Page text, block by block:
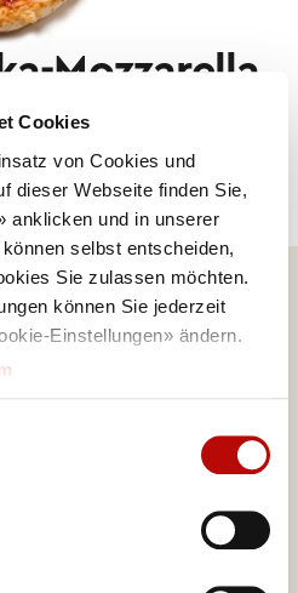
Cookies
von Cookies und
dieser Webseite finden Sie,
anklicken und in unserer
selbst entscheiden,
Sie zulassen möchten.
können Sie jederzeit
Einstellungen» ändern.
Mozzarella